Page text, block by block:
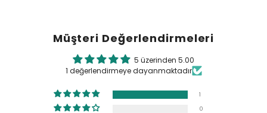
Müşteri Değerlendirmeleri
5 üzerinden 5.00
1 değerlendirmeye dayanmaktadır
1
0